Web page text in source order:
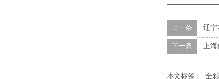
上一条 辽宁
下一条 上
本文标签： 全